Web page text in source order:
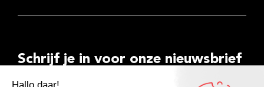
Schrijf je in voor onze nieuwsbrief